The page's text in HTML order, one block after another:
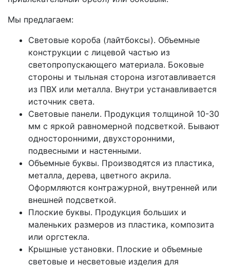
Мы предлагаем:
Световые короба (лайтбоксы). Объемные
конструкции с лицевой частью из
светопропускающего материала. Боковые
стороны и тыльная сторона изготавливается
из ПВХ или металла. Внутри устанавливается
источник света.
Световые панели. Продукция толщиной 10-30
мм с яркой равномерной подсветкой. Бывают
односторонними, двухсторонними,
подвесными и настенными.
Объемные буквы. Производятся из пластика,
металла, дерева, цветного акрила.
Оформляются контражурной, внутренней или
внешней подсветкой.
Плоские буквы. Продукция больших и
маленьких размеров из пластика, композита
или оргстекла.
Крышные установки. Плоские и объемные
световые и несветовые изделия для